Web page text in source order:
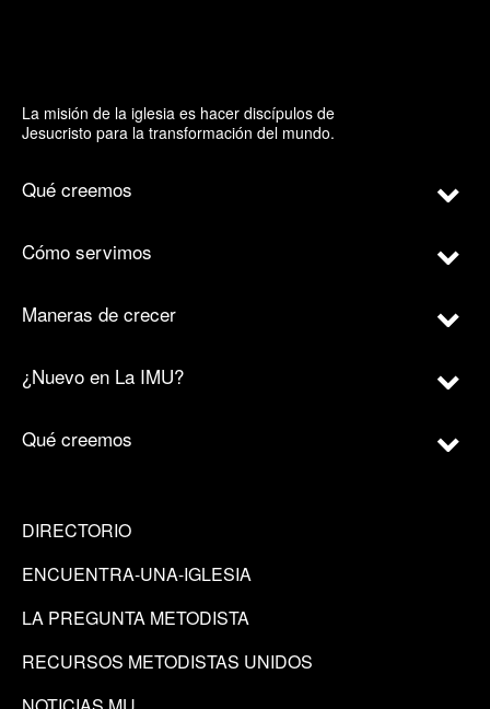
La misión de la iglesia es hacer discípulos de
Jesucristo para la transformación del mundo.
Qué creemos
Cómo servimos
Maneras de crecer
¿Nuevo en La IMU?
Qué creemos
DIRECTORIO
ENCUENTRA-UNA-IGLESIA
LA PREGUNTA METODISTA
RECURSOS METODISTAS UNIDOS